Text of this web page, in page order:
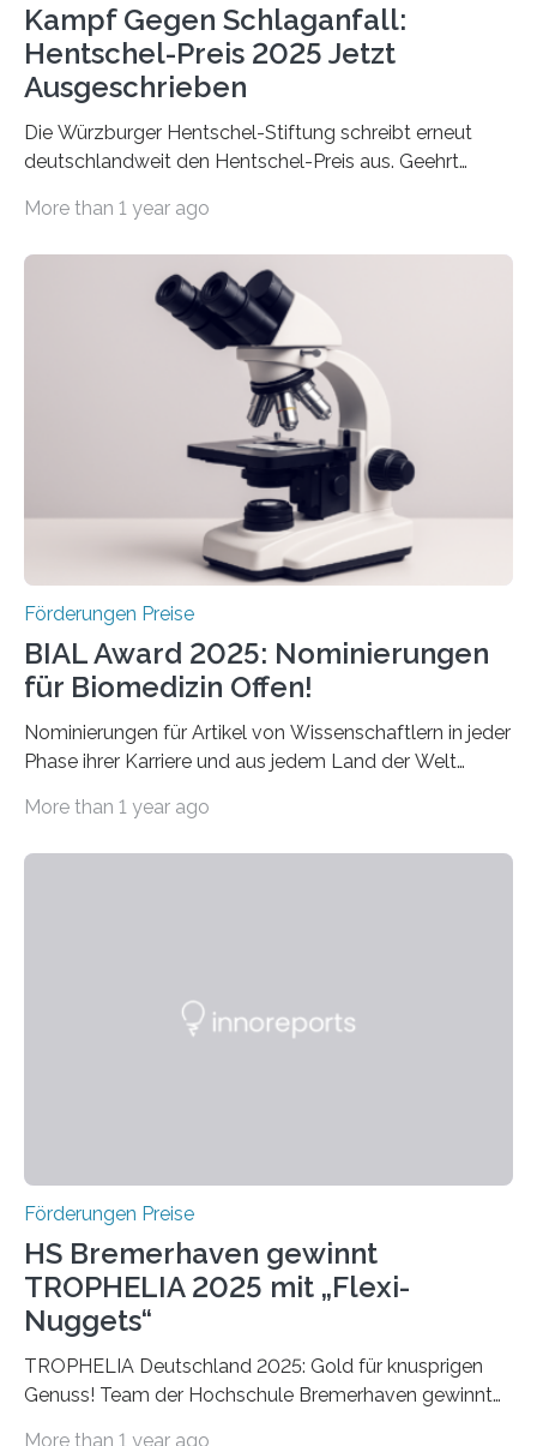
Kampf Gegen Schlaganfall:
Hentschel-Preis 2025 Jetzt
Ausgeschrieben
Die Würzburger Hentschel-Stiftung schreibt erneut
deutschlandweit den Hentschel-Preis aus. Geehrt
hochrangige wissenschaftliche Publikation zum Thema
Schlaganfall“ mit Sitz in Würzburg fördert die
Schlaganfallforschung, um die Behandlung der
Betroffenen zu verbessern. Dazu schreibt sie auch in
diesem Jahr wieder deutschlandweit den Hentschel-
Preis aus. Er richtet sich gezielt an jüngere
Forscherinnen und Forscher unter 40 Jahren. Geehrt
werden soll eine herausragende Doktorarbeit oder eine
hochrangige wissenschaftliche Publikation zum Thema
More than 1 year ago
Förderungen Preise
BIAL Award 2025: Nominierungen
für Biomedizin Offen!
Nominierungen für Artikel von Wissenschaftlern in jeder
Phase ihrer Karriere und aus jedem Land der Welt
Leben gerufen, um die bemerkenswertesten
Foundation, des BIAL Award in Biomedicine ist in
More than 1 year ago
Förderungen Preise
HS Bremerhaven gewinnt
TROPHELIA 2025 mit „Flexi-
Nuggets“
TROPHELIA Deutschland 2025: Gold für knusprigen
Genuss! Team der Hochschule Bremerhaven gewinnt
More than 1 year ago